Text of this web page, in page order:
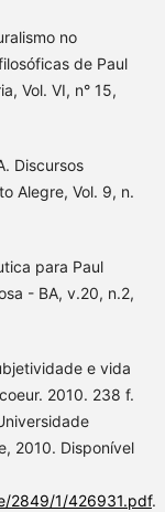
no
de Paul
Vol. VI, n° 15,
Discursos
Alegre, Vol. 9, n.
para Paul
- BA, v.20, n.2,
e vida
2010. 238 f.
2010. Disponível
2849/1/426931.pdf.